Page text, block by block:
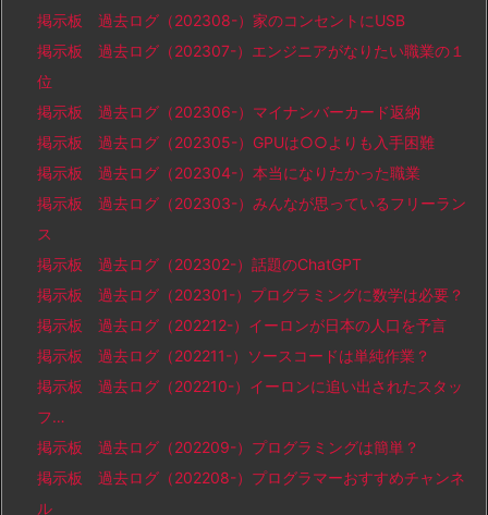
掲示板 過去ログ（202308-）家のコンセントにUSB
掲示板 過去ログ（202307-）エンジニアがなりたい職業の１
位
掲示板 過去ログ（202306-）マイナンバーカード返納
掲示板 過去ログ（202305-）GPUは○○よりも入手困難
掲示板 過去ログ（202304-）本当になりたかった職業
掲示板 過去ログ（202303-）みんなが思っているフリーラン
ス
掲示板 過去ログ（202302-）話題のChatGPT
掲示板 過去ログ（202301-）プログラミングに数学は必要？
掲示板 過去ログ（202212-）イーロンが日本の人口を予言
掲示板 過去ログ（202211-）ソースコードは単純作業？
掲示板 過去ログ（202210-）イーロンに追い出されたスタッ
フ…
掲示板 過去ログ（202209-）プログラミングは簡単？
掲示板 過去ログ（202208-）プログラマーおすすめチャンネ
ル